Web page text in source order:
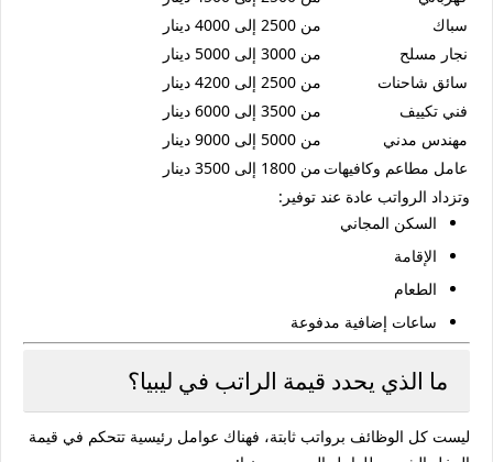
سباك
من 2500 إلى 4000 دينار
نجار مسلح
من 3000 إلى 5000 دينار
سائق شاحنات
من 2500 إلى 4200 دينار
فني تكييف
من 3500 إلى 6000 دينار
مهندس مدني
من 5000 إلى 9000 دينار
عامل مطاعم وكافيهات من 1800 إلى 3500 دينار
وتزداد الرواتب عادة عند توفير:
السكن المجاني
الإقامة
الطعام
ساعات إضافية مدفوعة
ما الذي يحدد قيمة الراتب في ليبيا؟
ليست كل الوظائف برواتب ثابتة، فهناك عوامل رئيسية تتحكم في قيمة